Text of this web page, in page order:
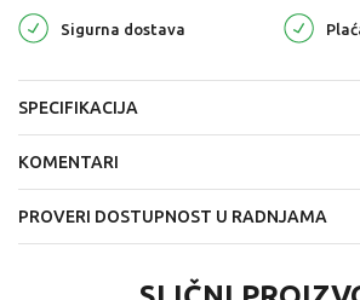
Sigurna dostava
SPECIFIKACIJA
KOMENTARI
PROVERI DOSTUPNOST U RADNJAMA